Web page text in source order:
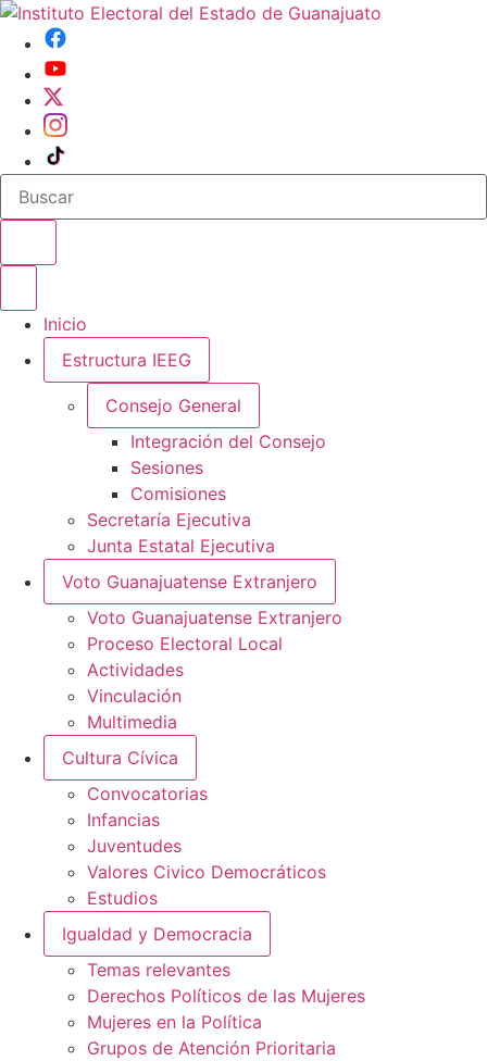
Buscar en el sitio
Inicio
Estructura IEEG
Consejo General
Integración del Consejo
Sesiones
Comisiones
Secretaría Ejecutiva
Junta Estatal Ejecutiva
Voto Guanajuatense Extranjero
Voto Guanajuatense Extranjero
Proceso Electoral Local
Actividades
Vinculación
Multimedia
Cultura Cívica
Convocatorias
Infancias
Juventudes
Valores Civico Democráticos
Estudios
Igualdad y Democracia
Temas relevantes
Derechos Políticos de las Mujeres
Mujeres en la Política
Grupos de Atención Prioritaria